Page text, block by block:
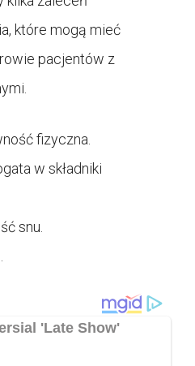
które mogą mieć
pacjentów z
fizyczna.
w składniki
snu.